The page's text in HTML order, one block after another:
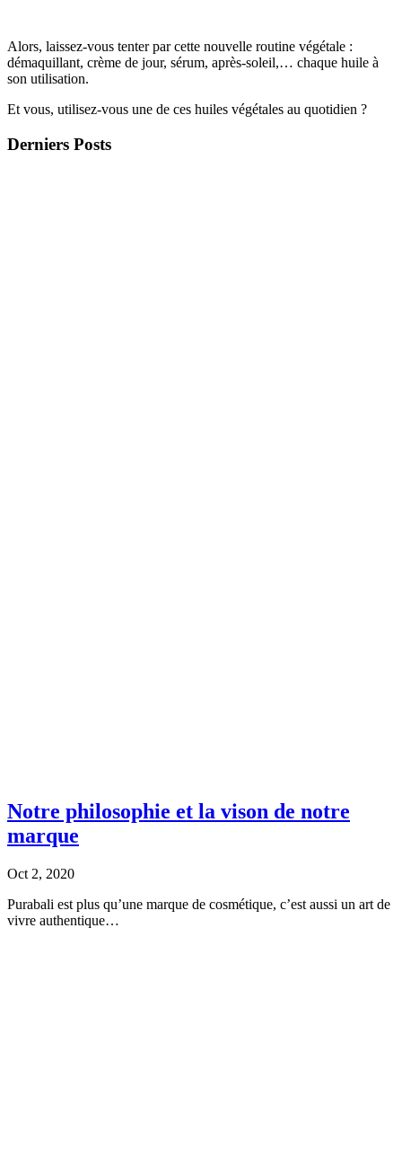
Alors, laissez-vous tenter par cette nouvelle routine végétale :
démaquillant, crème de jour, sérum, après-soleil,… chaque huile à
son utilisation.
Et vous, utilisez-vous une de ces huiles végétales au quotidien ?
Derniers Posts
Notre philosophie et la vison de notre
marque
Oct 2, 2020
Purabali est plus qu’une marque de cosmétique, c’est aussi un art de
vivre authentique…